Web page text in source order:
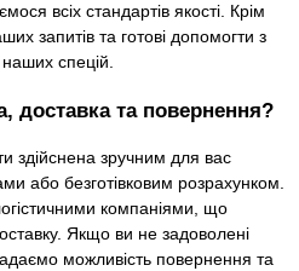
всіх стандартів якості. Крім
запитів та готові допомогти з
спецій.
доставка та повернення?
здійснена зручним для вас
або безготівковим розрахунком.
компаніями, що
Якщо ви не задоволені
можливість повернення та